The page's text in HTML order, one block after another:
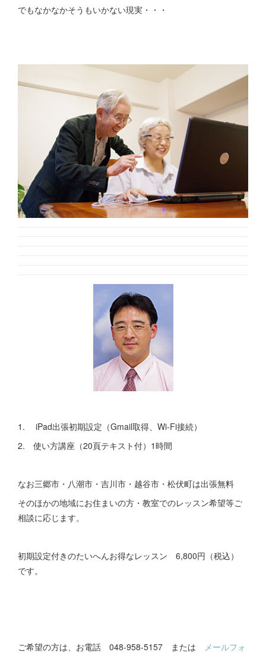
でもなかなかそうもいかない現実・・・
1. iPad出張初期設定（Gmail取得、Wi-Fi接続）
2. 使い方講座（20頁テキスト付）1時間
なお三郷市・八潮市・吉川市・越谷市・松伏町は出張無料
そのほかの地域にお住まいの方・教室でのレッスン希望等ご
相談に応じます。
初期設定付きのたいへんお得なレッスン 6,800円（税込）
です。
ご希望の方は、お電話 048-958-5157 または メールフォ